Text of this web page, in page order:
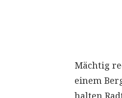
Mächtig
einem
halten